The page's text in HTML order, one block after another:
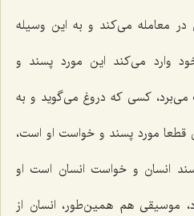
معامله می‌کند و به این وسیله
وارد می‌کند این مورد پسند و
کسی که دروغ می‌گوید و به
مورد پسند و خواست او است،
انسان و خواست انسان است او
موسیقی هم همین‌طور، انسان از